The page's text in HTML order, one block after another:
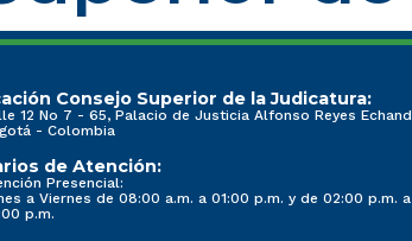
Consejo Superior de la Judicatura:
12 No 7 - 65, Palacio de Justicia Alfonso Reyes
- Colombia
de Atención:
Presencial:
a Viernes de 08:00 a.m. a 01:00 p.m. y de 02:00 p.m. a
p.m.